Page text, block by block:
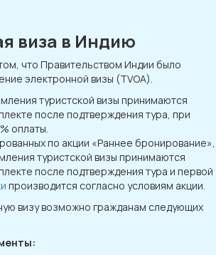
виза в Индию
что Правительством Индии было
электронной визы (TVOA).
туристской визы принимаются
после подтверждения тура, при
оплаты.
по акции «Раннее бронирование»,
туристской визы принимаются
после подтверждения тура и первой
производится согласно условиям акции.
визу возможно гражданам следующих